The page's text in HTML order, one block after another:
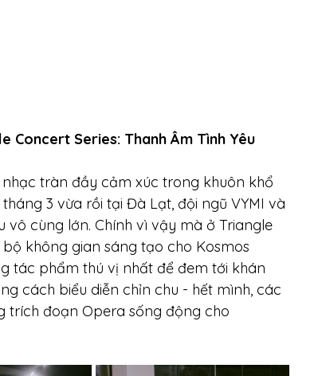
Concert Series: Thanh Âm Tình Yêu
tràn đầy cảm xúc trong khuôn khổ
3 vừa rồi tại Đà Lạt, đội ngũ VYMI và
vô cùng lớn. Chính vì vậy mà ở Triangle
không gian sáng tạo cho Kosmos
tác phẩm thú vị nhất để đem tới khán
cách biểu diễn chỉn chu - hết mình, các
trích đoạn Opera sống động cho